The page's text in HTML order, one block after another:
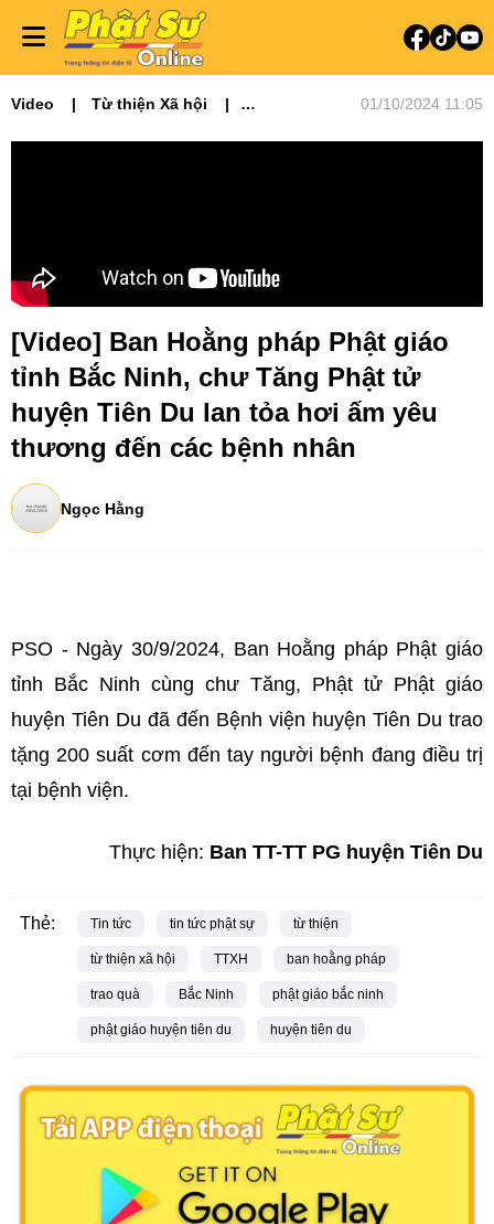
Video
Từ thiện Xã hội
01/10/2024 11:05
[Video] Ban Hoằng pháp Phật giáo
tỉnh Bắc Ninh, chư Tăng Phật tử
huyện Tiên Du lan tỏa hơi ấm yêu
thương đến các bệnh nhân
Ngọc Hằng
PSO - Ngày 30/9/2024, Ban Hoằng pháp Phật giáo
tỉnh Bắc Ninh cùng chư Tăng, Phật tử Phật giáo
huyện Tiên Du đã đến Bệnh viện huyện Tiên Du trao
tặng 200 suất cơm đến tay người bệnh đang điều trị
tại bệnh viện.
Thực hiện: Ban TT-TT PG huyện Tiên Du
Thẻ: Tin tức tin tức phật sự từ thiện
từ thiện xã hội TTXH ban hoằng pháp
trao quà Bắc Ninh phật giáo bắc ninh
phật giáo huyện tiên du huyện tiên du